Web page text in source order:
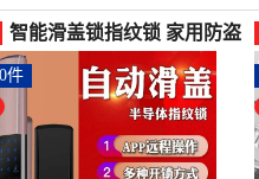
智能滑盖锁指纹锁 家用防盗
门密码锁电子锁大门锁刷卡-
指纹锁(沐普旗舰店仅售304
件